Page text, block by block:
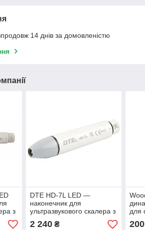
14 днів за домовленістю
з
DTE HD-7L LED —
наконечник для
ультразвукового скалера з
підсвіткою (DTE / Satelec)
2 240₴
для
200